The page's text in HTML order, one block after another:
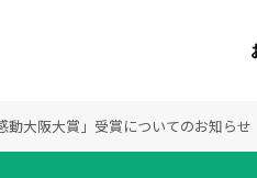
大阪大賞」受賞についてのお知らせ